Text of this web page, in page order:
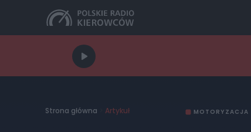
Strona główna Artykuł MOTORYZACJA